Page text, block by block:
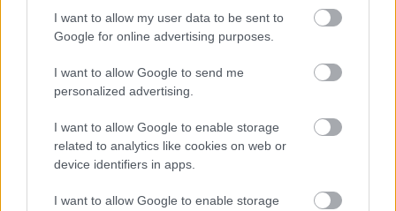
I want to allow my user data to be sent to
Google for online advertising purposes.
I want to allow Google to send me
personalized advertising.
I want to allow Google to enable storage
related to analytics like cookies on web or
device identifiers in apps.
I want to allow Google to enable storage
SzolnokA SZÍNHÁZ áprlisi számábólA mûsorfüzet
tanúsága szerint ez a szolnoki Szigligeti Színház
tizedik Csehov-elõadása, Telihay Péternek pedig az
ötödik (Szolnokon az elsõ) Csehov-rendezése; a
produkció tehát két halmaz közös része, szaknyelven
szólva…